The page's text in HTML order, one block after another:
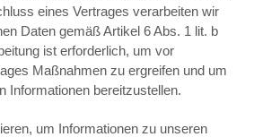
eines Vertrages verarbeiten wir
Daten gemäß Artikel 6 Abs. 1 lit. b
ist erforderlich, um vor
Maßnahmen zu ergreifen und um
Informationen bereitzustellen.
um Informationen zu unseren